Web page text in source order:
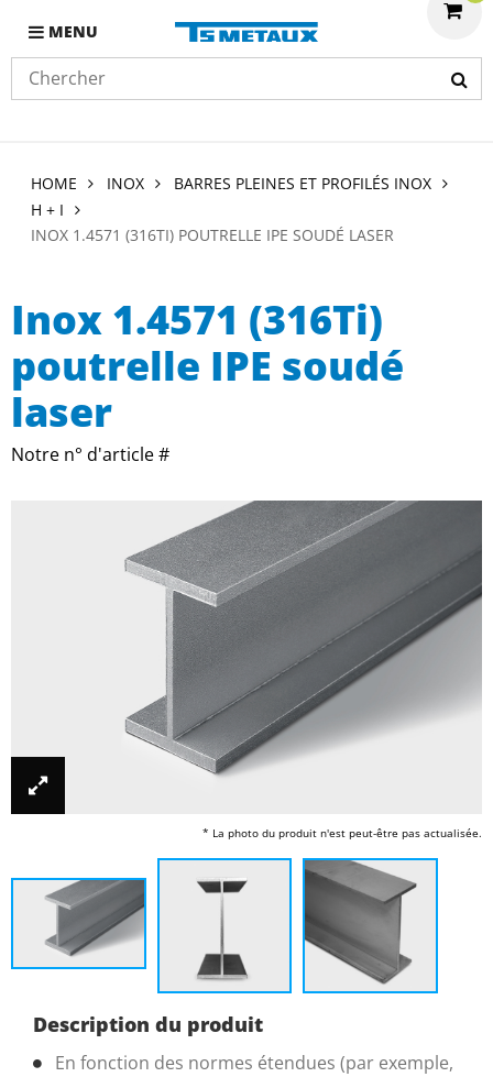
MENU
HOME INOX
BARRES PLEINES ET PROFILÉS INOX
H + I
INOX 1.4571 (316TI) POUTRELLE IPE SOUDÉ LASER
Inox 1.4571 (316Ti)
poutrelle IPE soudé
laser
Notre n° d'article #
* La photo du produit n'est peut-être pas actualisée.
Description du produit
En fonction des normes étendues (par exemple,